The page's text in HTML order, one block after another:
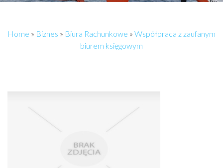
Home » Biznes » Biura Rachunkowe » Współpraca z zaufanym
biurem księgowym